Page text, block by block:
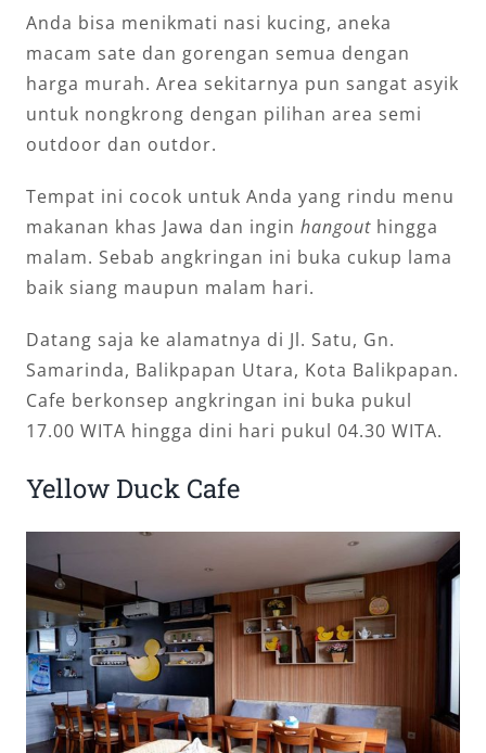
Anda bisa menikmati nasi kucing, aneka
macam sate dan gorengan semua dengan
harga murah. Area sekitarnya pun sangat asyik
untuk nongkrong dengan pilihan area semi
outdoor dan outdor.
Tempat ini cocok untuk Anda yang rindu menu
makanan khas Jawa dan ingin hangouthingga
malam. Sebab angkringan ini buka cukup lama
baik siang maupun malam hari.
Datang saja ke alamatnya di Jl. Satu, Gn.
Samarinda, Balikpapan Utara, Kota Balikpapan.
Cafe berkonsep angkringan ini buka pukul
17.00 WITA hingga dini hari pukul 04.30 WITA.
Yellow Duck Cafe